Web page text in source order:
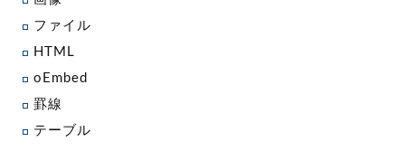
ファイル
HTML
oEmbed
罫線
テーブル